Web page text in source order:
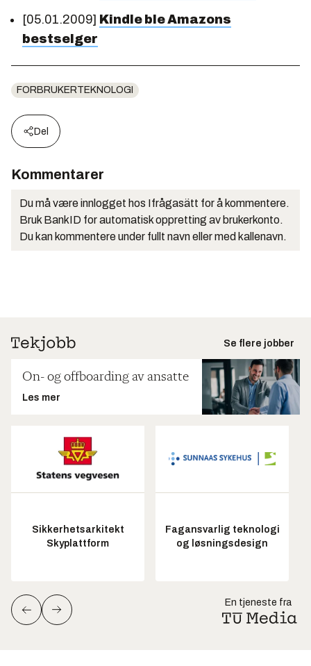
[05.01.2009] Kindle ble Amazons
bestselger
FORBRUKERTEKNOLOGI
Del
Kommentarer
Du må være innlogget hos Ifrågasätt for å kommentere.
Bruk BankID for automatisk oppretting av brukerkonto.
Du kan kommentere under fullt navn eller med kallenavn.
Se flere jobber
On- og offboarding av ansatte
Les mer
Sikkerhetsarkitekt
Skyplattform
Fagansvarlig teknologi
og løsningsdesign
En tjeneste fra